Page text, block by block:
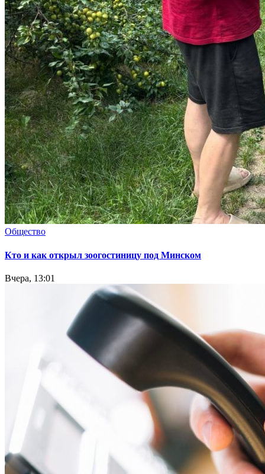
Общество
Кто и как открыл зоогостиницу под Минском
Вчера, 13:01